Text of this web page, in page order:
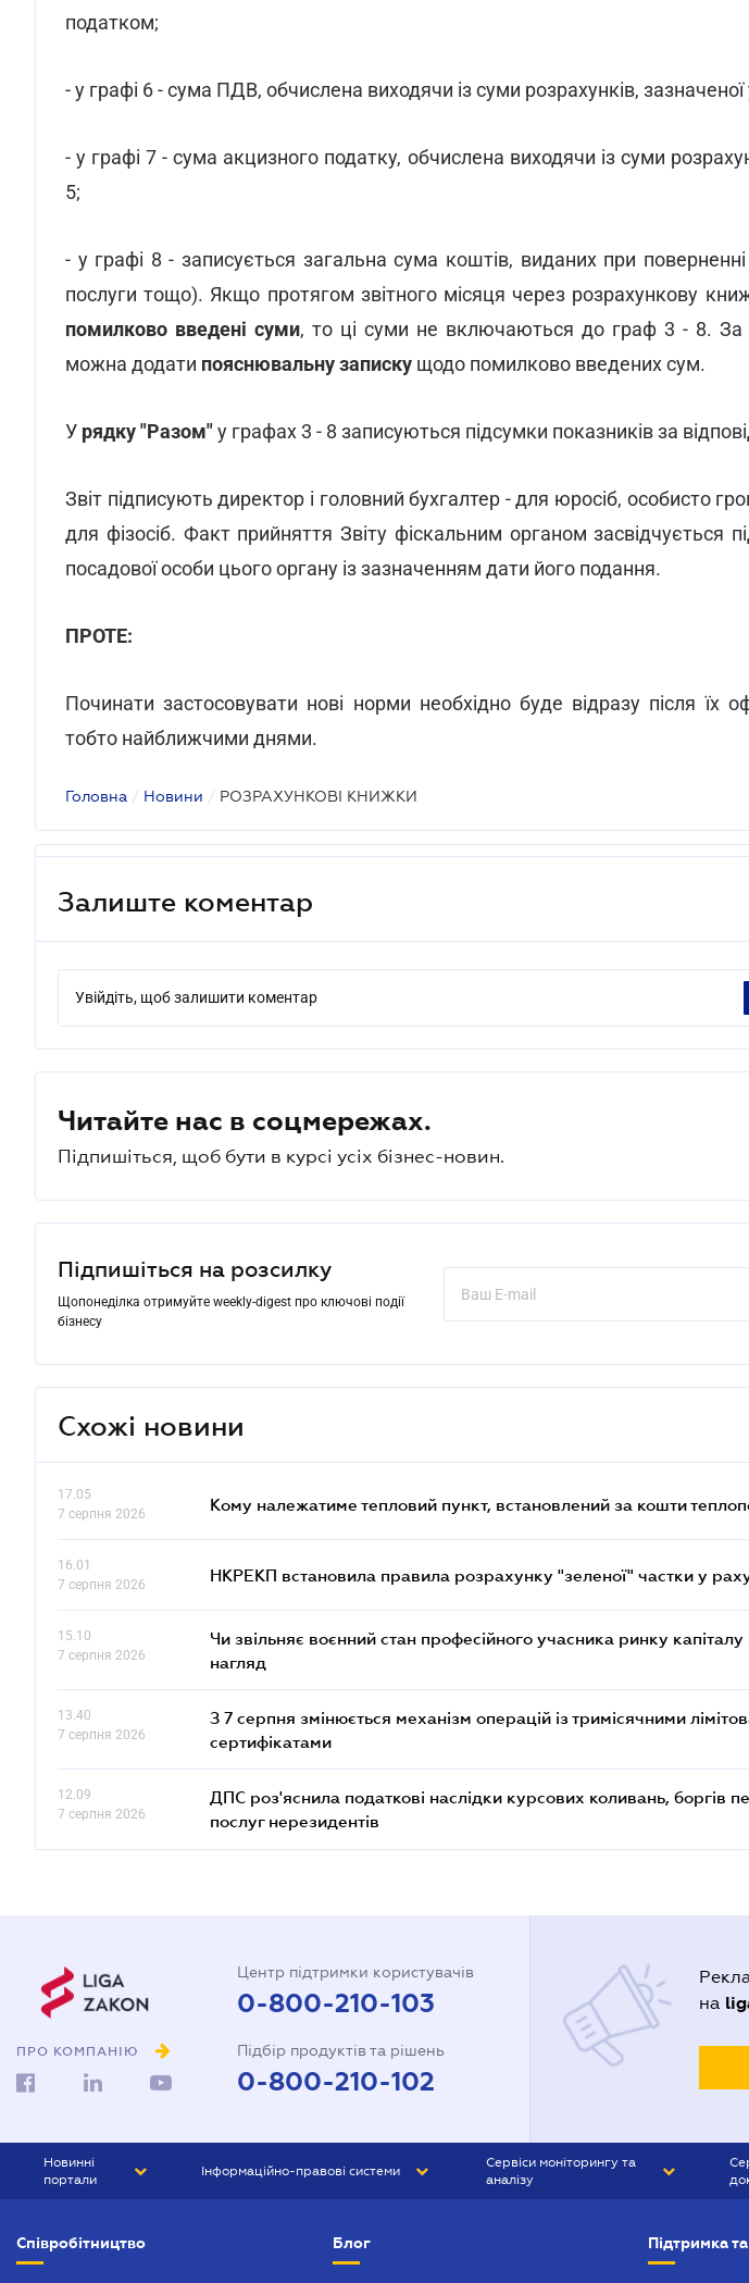
податком;
- у графі 6 - сума ПДВ, обчислена виходячи із суми розрахунків, зазначеної
- у графі 7 - сума акцизного податку, обчислена виходячи із суми
5;
- у графі 8 - записується загальна сума коштів, виданих при
послуги тощо). Якщо протягом звітного місяця через розрахункову
помилково введені суми, то ці суми не включаються до граф 3 - 8.
можна додати пояснювальну записку щодо помилково введених сум.
У рядку "Разом"у графах 3 - 8 записуються підсумки показників за
Звіт підписують директор і головний бухгалтер - для юросіб, особисто
для фізосіб. Факт прийняття Звіту фіскальним органом засвідчується
посадової особи цього органу із зазначенням дати його подання.
ПРОТЕ:
Починати застосовувати нові норми необхідно буде відразу після їх
тобто найближчими днями.
Головна / Новини / РОЗРАХУНКОВІ КНИЖКИ
Залиште коментар
Увійдіть, щоб залишити коментар
Читайте нас в соцмережах.
Підпишіться, щоб бути в курсі усіх бізнес-новин.
Підпишіться на розсилку
Щопонеділка отримуйте weekly-digest про ключові події
бізнесу
Схожі новини
17.05
7 серпня 2026
Кому належатиме тепловий пункт, встановлений за кошти
16.01
7 серпня 2026
НКРЕКП встановила правила розрахунку "зеленої" частки у
15.10
7 серпня 2026
Чи звільняє воєнний стан професійного учасника ринку
нагляд
13.40
7 серпня 2026
З 7 серпня змінюється механізм операцій із тримісячними
сертифікатами
12.09
7 серпня 2026
ДПС роз'яснила податкові наслідки курсових коливань, боргів
послуг нерезидентів
ПРО КОМПАНІЮ
Центр підтримки користувачів
0-800-210-103
Підбір продуктів та рішень
0-800-210-102
на
Новинні
портали
БІЗНЕС
Інформаційно-правові системи
Сервіси моніторингу та
аналізу
Співробітництво Блог Підтримка